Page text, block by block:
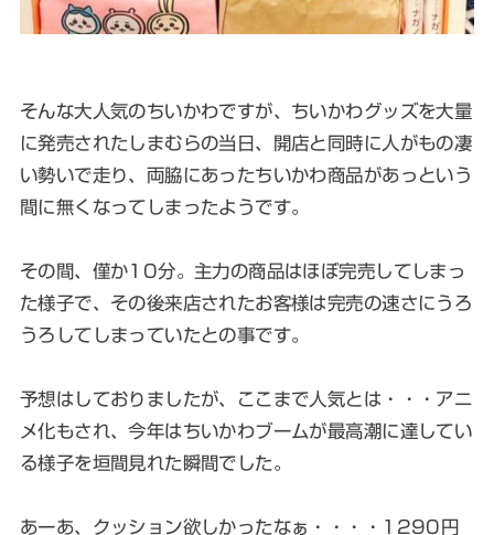
そんな大人気のちいかわですが、ちいかわグッズを大量
に発売されたしまむらの当日、開店と同時に人がもの凄
い勢いで走り、両脇にあったちいかわ商品があっという
間に無くなってしまったようです。
その間、僅か10分。主力の商品はほぼ完売してしまっ
た様子で、その後来店されたお客様は完売の速さにうろ
うろしてしまっていたとの事です。
予想はしておりましたが、ここまで人気とは・・・アニ
メ化もされ、今年はちいかわブームが最高潮に達してい
る様子を垣間見れた瞬間でした。
あーあ、クッション欲しかったなぁ・・・・1290円